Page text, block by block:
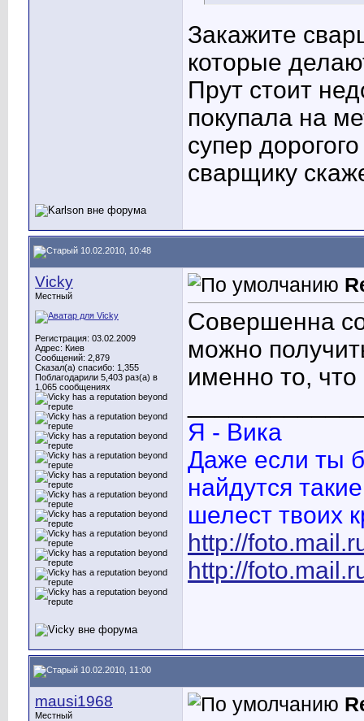
Закажите
которые
Прут стоит
покупала на
супер
сварщику
10.02.2010, 10:48
Vicky
Местный
Регистрация: 03.02.2009
Адрес: Киев
Сообщений: 2,879
Сказал(а) спасибо: 1,355
Поблагодарили 5,403 раз(а) в
1,065 сообщениях
Совершенна
можно
именно то, что
Я - Вика
Даже если ты
найдутся
шелест твоих
http://
http://
10.02.2010, 11:00
mausi1968
Местный